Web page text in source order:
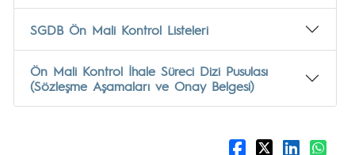
SGDB Ön Mali Kontrol Listeleri
Ön Mali Kontrol İhale Süreci Dizi Pusulası
(Sözleşme Aşamaları ve Onay Belgesi)